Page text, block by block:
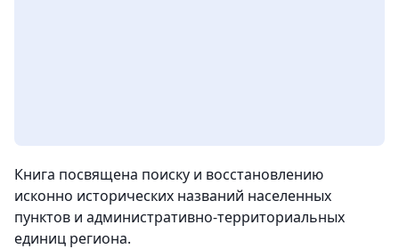
Книга посвящена поиску и восстановлению
исконно исторических названий населенных
пунктов и административно-территориальных
единиц региона.